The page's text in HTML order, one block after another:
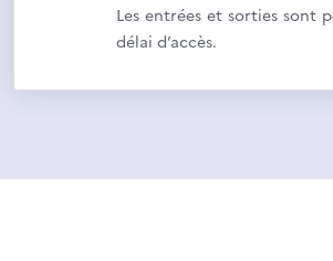
Les entrées et sorties sont
délai d’accès.